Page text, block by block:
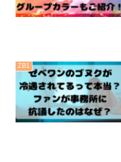
ZB1